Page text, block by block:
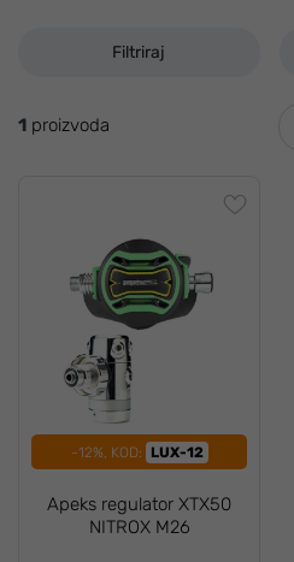
Filtriraj
1 proizvoda
-12%, KOD: LUX-12
Apeks regulator XTX50
NITROX M26